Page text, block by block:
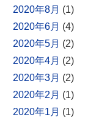
2020年8月 (1)
2020年6月 (4)
2020年5月 (2)
2020年4月 (2)
2020年3月 (2)
2020年2月 (1)
2020年1月 (1)